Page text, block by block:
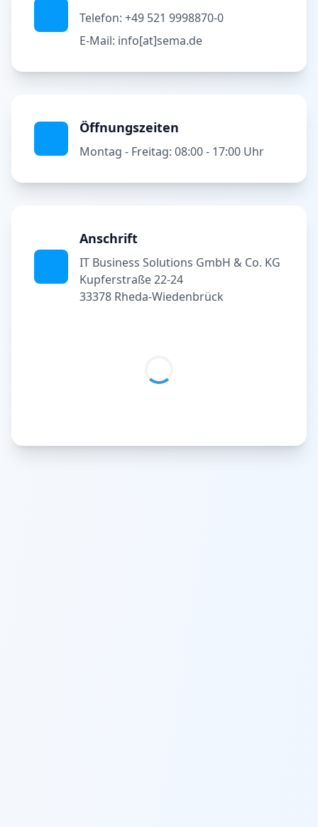
Telefon: +49 521 9998870-0
E-Mail: info[at]sema.de
Öffnungszeiten
Montag - Freitag: 08:00 - 17:00 Uhr
Anschrift
IT Business Solutions GmbH & Co. KG
Kupferstraße 22-24
33378 Rheda-Wiedenbrück